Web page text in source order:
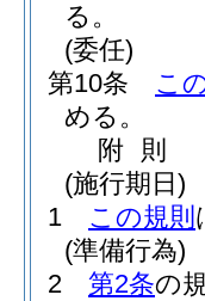
る。
(委任)
第10条
こ
める。
附 則
(施行期日)
1
この規則
(準備行為)
2
第2条の